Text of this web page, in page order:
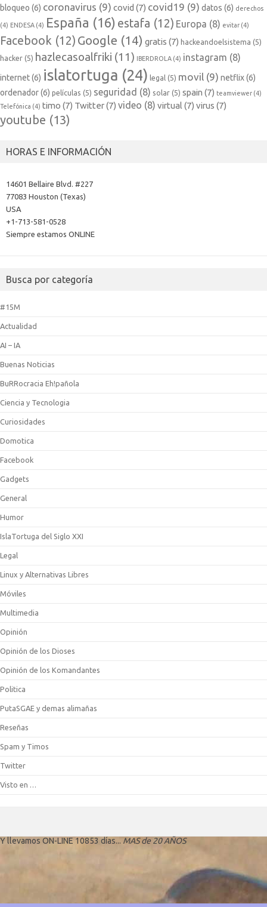
bloqueo (6) coronavirus (9) covid (7) covid19 (9) datos (6) derechos
(4) ENDESA (4) España (16) estafa (12) Europa (8) evitar (4)
Facebook (12) Google (14) gratis (7) hackeandoelsistema (5)
hacker (5) hazlecasoalfriki (11) IBERDROLA (4) instagram (8)
internet(6) islatortuga (24) legal (5) movil (9) netflix(6)
ordenador(6) películas (5) seguridad (8) solar (5) spain (7) teamviewer (4)
Telefónica (4) timo (7) Twitter(7) video (8) virtual (7) virus (7)
youtube (13)
HORAS E INFORMACIÓN
14601 Bellaire Blvd. #227
77083 Houston (Texas)
USA
+1-713-581-0528
Siempre estamos ONLINE
Busca por categoría
#15M
Actualidad
AI – IA
Buenas Noticias
BuRRocracia Eh!pañola
Ciencia y Tecnologia
Curiosidades
Domotica
Facebook
Gadgets
General
Humor
IslaTortuga del Siglo XXI
Legal
Linux y Alternativas Libres
Móviles
Multimedia
Opinión
Opinión de los Dioses
Opinión de los Komandantes
Politica
PutaSGAE y demas alimañas
Reseñas
Spam y Timos
Twitter
Visto en …
Y llevamos ON-LINE 10853 días... MAS de 20 AÑOS